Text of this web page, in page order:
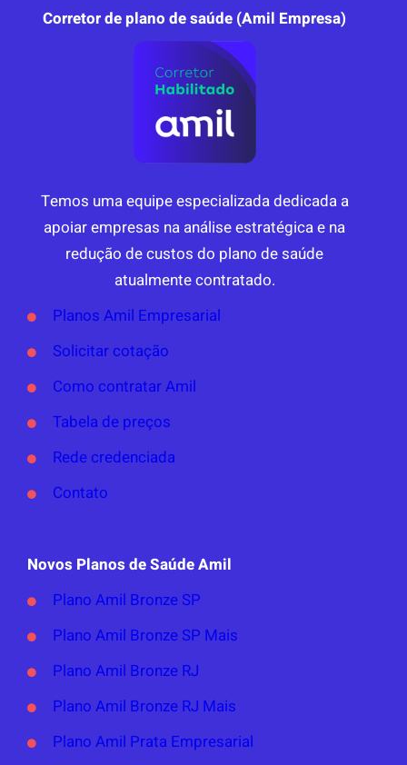
Corretor de plano de saúde (Amil Empresa)
Temos uma equipe especializada dedicada a
apoiar empresas na análise estratégica e na
redução de custos do plano de saúde
atualmente contratado.
Planos Amil Empresarial
Solicitar cotação
Como contratar Amil
Tabela de preços
Rede credenciada
Contato
Novos Planos de Saúde Amil
Plano Amil Bronze SP
Plano Amil Bronze SP Mais
Plano Amil Bronze RJ
Plano Amil Bronze RJ Mais
Plano Amil Prata Empresarial